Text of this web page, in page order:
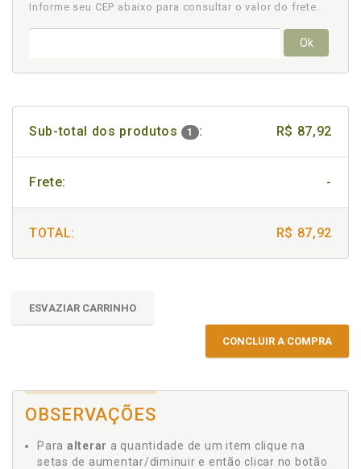
Informe seu CEP abaixo para consultar o valor do frete.
Ok
Sub-total dos produtos 1 : R$ 87,92
Frete: -
TOTAL: R$ 87,92
ESVAZIAR CARRINHO
CONCLUIR A COMPRA
OBSERVAÇÕES
Para alterar a quantidade de um item clique na
setas de aumentar/diminuir e então clicar no botão